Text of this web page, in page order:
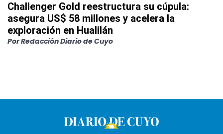
Challenger Gold reestructura su cúpula:
asegura US$ 58 millones y acelera la
exploración en Hualilán
PorRedacción Diario de Cuyo